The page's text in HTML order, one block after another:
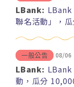
LBank:
聯名活動」，
一般公告 08/06
LBank:
動，瓜分